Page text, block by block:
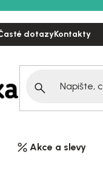
dotazyKontakty
Akce a slevy